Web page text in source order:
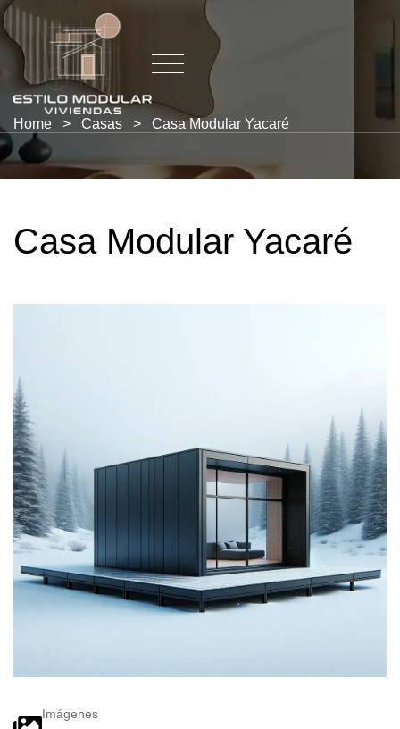
Home > Casas > Casa Modular Yacaré
Casa Modular Yacaré
Imágenes